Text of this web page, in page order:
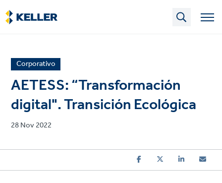
Skip
to
main
News
article
category
Corporativo
AETESS: “Transformación
digital". Transición Ecológica
Published
28 Nov 2022